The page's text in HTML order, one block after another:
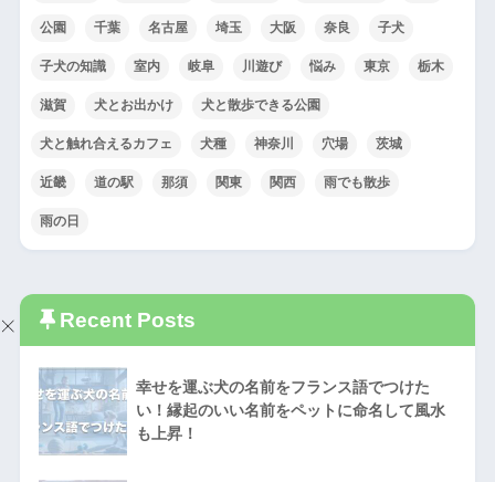
公園 千葉 名古屋 埼玉 大阪 奈良 子犬
子犬の知識 室内 岐阜 川遊び 悩み 東京 栃木
滋賀 犬とお出かけ 犬と散歩できる公園
犬と触れ合えるカフェ 犬種 神奈川 穴場 茨城
近畿 道の駅 那須 関東 関西 雨でも散歩
雨の日
Recent Posts
幸せを運ぶ犬の名前をフランス語でつけた
い！縁起のいい名前をペットに命名して風水
も上昇！